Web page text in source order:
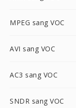
MPEG sang VOC
AVI sang VOC
AC3 sang VOC
SNDR sang VOC